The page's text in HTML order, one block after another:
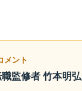
メント
職監修者 竹本明弘